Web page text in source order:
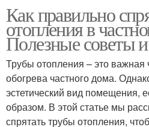
Как правильно
отопления в
Полезные советы
Трубы отопления – это важная
обогрева частного дома.
эстетический вид помещения,
образом. В этой статье мы
спрятать трубы отопления,